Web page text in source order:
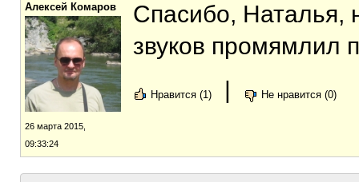
Алексей Комаров
26 марта 2015,
09:33:24
Спасибо, Наталья,
звуков промямлил
Нравится (1) | Не нравится (0)